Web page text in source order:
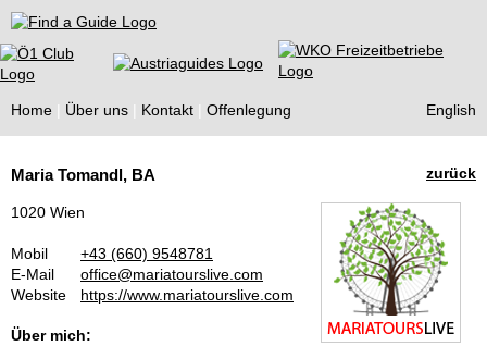
Find a Guide
Home Über uns Kontakt Offenlegung English
Guides
zurück
Maria Tomandl, BA
1020 Wien
Mobil
+43 (660) 9548781
E-Mail
office@mariatourslive.com
Website
https://www.mariatourslive.com
Über mich: